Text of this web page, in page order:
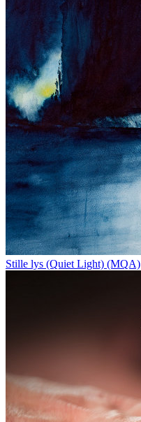
Stille lys (Quiet Light) (MQA)